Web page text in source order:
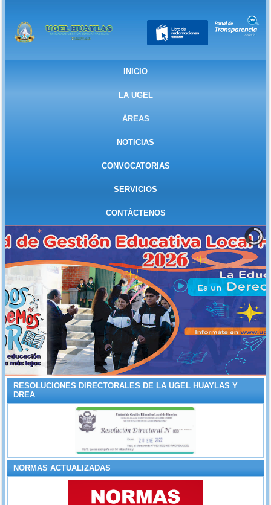
INICIO
LA UGEL
ÁREAS
NOTICIAS
CONVOCATORIAS
SERVICIOS
CONTÁCTENOS
RESOLUCIONES DIRECTORALES DE LA UGEL HUAYLAS Y
DREA
NORMAS ACTUALIZADAS